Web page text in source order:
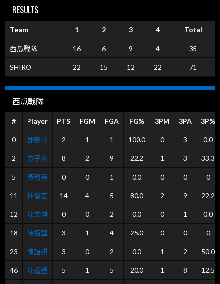
RESULTS
Team 1 2 3 4 Total
西瓜戰隊 16 6 9 4 35
SHIRO 22 15 12 22 71
西瓜戰隊
# Player PTS FGM FGA FG% 3PM 3PA 3P%
0 鄧睿彰 2 1 1 100.0 0 3 0.0
2 方子炎 8 2 9 22.2 1 3 33.3
5 黃敬熹 0 0 1 0.0 0 0 0
11 林俊宏 14 4 5 80.0 2 9 22.2
12 陳文傑 0 0 2 0.0 0 1 0.0
18 陳栢堅 3 1 4 25.0 0 0 0
23 陳語祺 3 0 2 0.0 1 2 50.0
46 陳逸豐 5 1 5 20.0 1 8 12.5